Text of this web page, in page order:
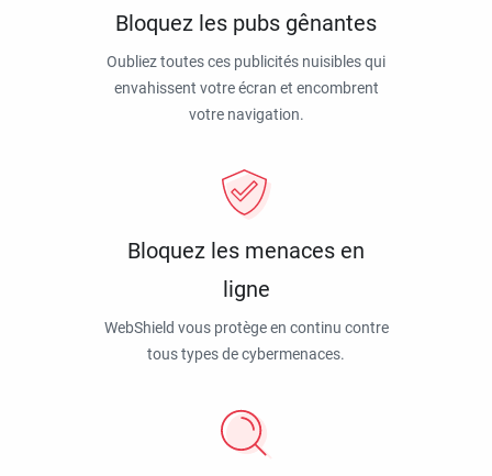
Bloquez les pubs gênantes
Oubliez toutes ces publicités nuisibles qui
envahissent votre écran et encombrent
votre navigation.
Bloquez les menaces en
ligne
WebShield vous protège en continu contre
tous types de cybermenaces.